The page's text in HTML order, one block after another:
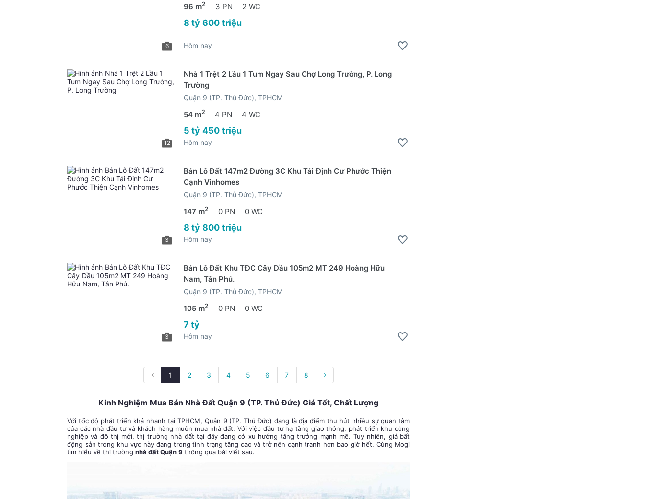
6
96 m2 3 PN 2 WC
8 tỷ 600 triệu
Hôm nay
12
Nhà 1 Trệt 2 Lầu 1 Tum Ngay Sau Chợ Long Trường, P. Long
Trường
Quận 9 (TP. Thủ Đức), TPHCM
54 m2 4 PN 4 WC
5 tỷ 450 triệu
Hôm nay
3
Bán Lô Đất 147m2 Đường 3C Khu Tái Định Cư Phước Thiện
Cạnh Vinhomes
Quận 9 (TP. Thủ Đức), TPHCM
147 m2 0 PN 0 WC
8 tỷ 800 triệu
Hôm nay
3
Bán Lô Đất Khu TĐC Cây Dầu 105m2 MT 249 Hoàng Hữu
Nam, Tân Phú.
Quận 9 (TP. Thủ Đức), TPHCM
105 m2 0 PN 0 WC
7 tỷ
Hôm nay
1 2 3 4 5 6 7 8
Kinh Nghiệm Mua Bán Nhà Đất Quận 9 (TP. Thủ Đức) Giá Tốt, Chất Lượng
Với tốc độ phát triển khá nhanh tại TPHCM, Quận 9 (TP. Thủ Đức) đang là địa điểm thu hút nhiều sự quan tâm
của các nhà đầu tư và khách hàng muốn mua nhà đất. Với việc đầu tư hạ tầng giao thông, phát triển khu công
nghiệp và đô thị mới, thị trường nhà đất tại đây đang có xu hướng tăng trưởng mạnh mẽ. Tuy nhiên, giá bất
động sản trong khu vực này đang trong tình trạng tăng cao và trở nên cạnh tranh hơn bao giờ hết. Cùng Mogi
tìm hiểu về thị trường nhà đất Quận 9 thông qua bài viết sau.